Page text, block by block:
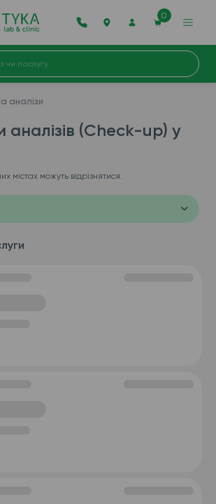
0
аналізи
аналізів (Check-up) у
містах можуть відрізнятися.